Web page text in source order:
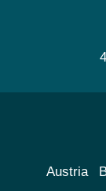
Austria